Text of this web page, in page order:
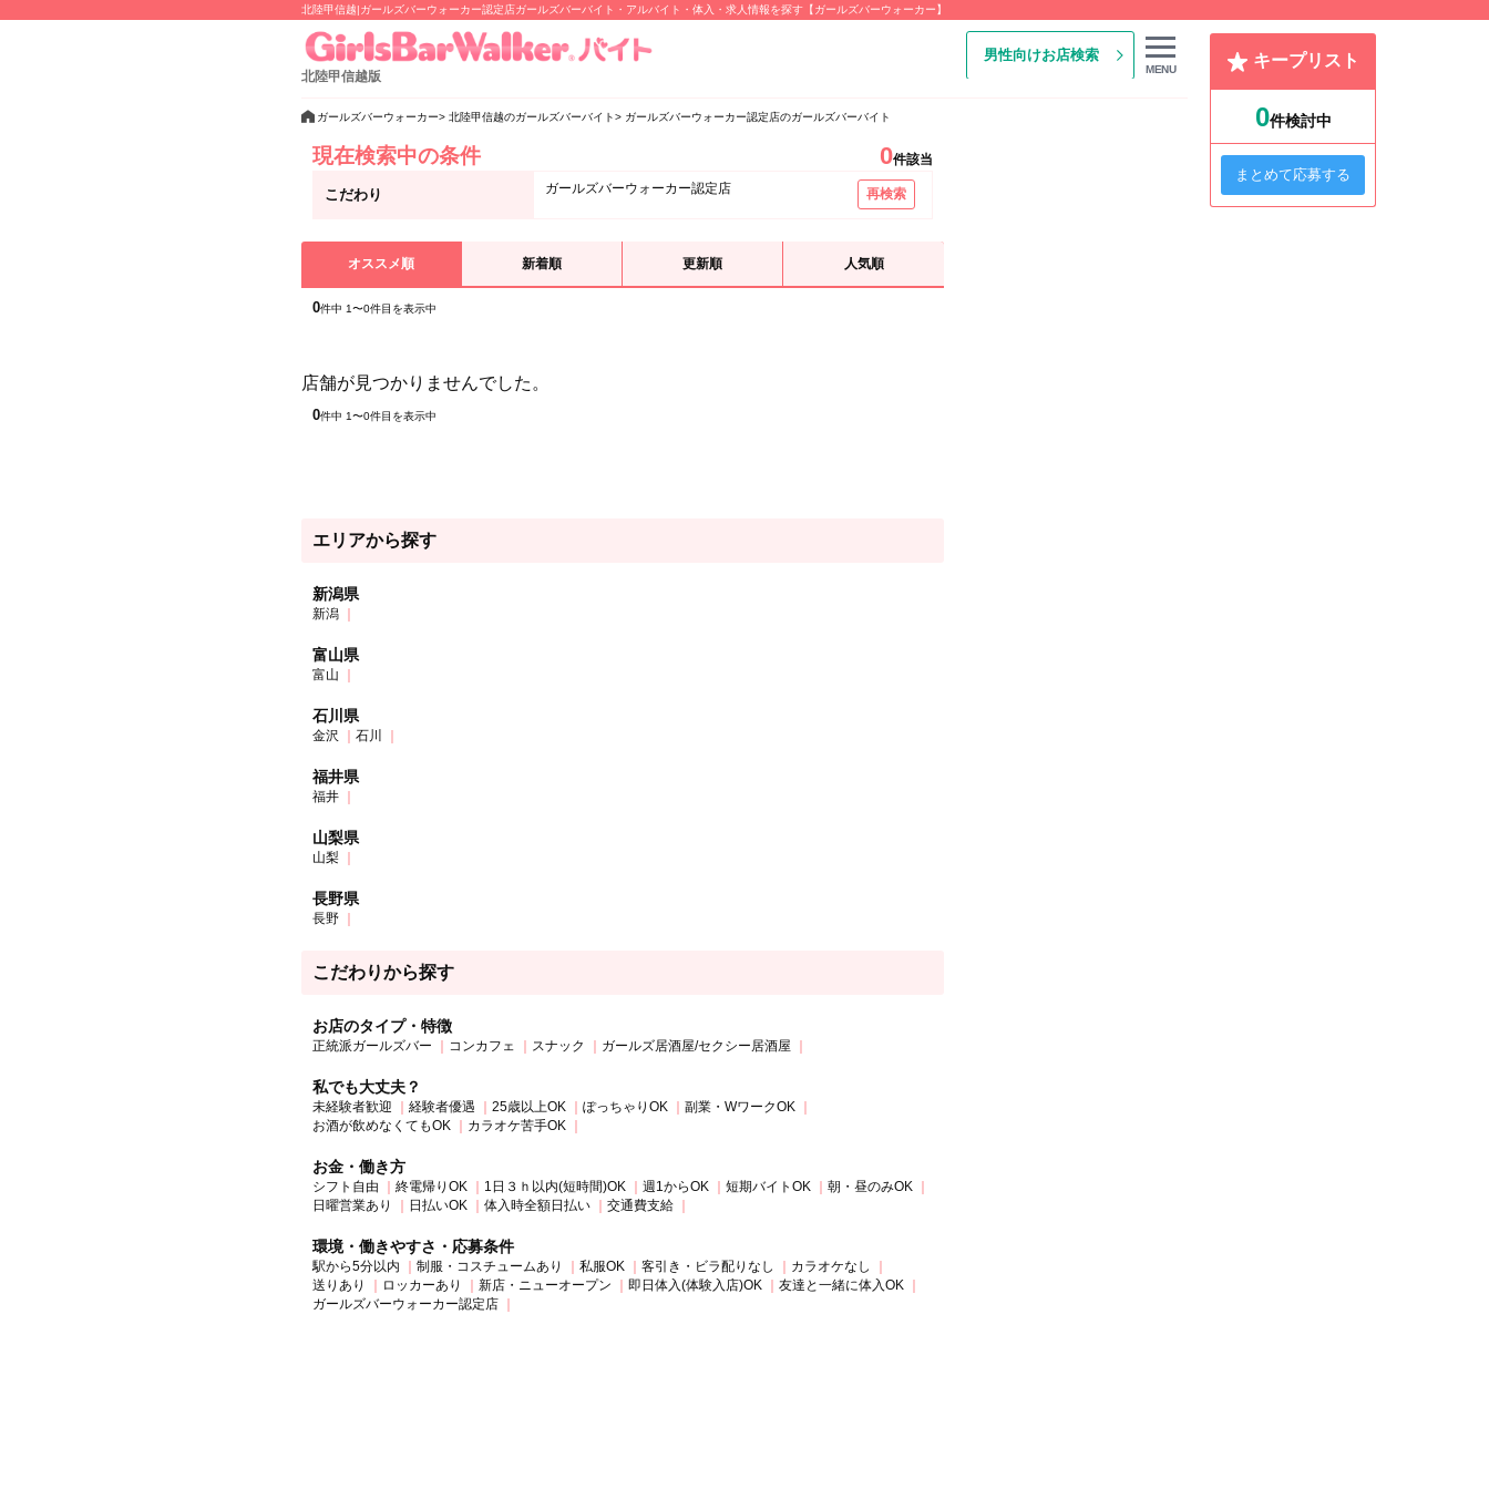
北陸甲信越|ガールズバーウォーカー認定店ガールズバーバイト・アルバイト・体入・求人情報を探す【ガールズバーウォーカー】
北陸甲信越版
男性向けお店検索
MENU
ガールズバーウォーカー 北陸甲信越のガールズバーバイト ガールズバーウォーカー認定店のガールズバーバイト
現在検索中の条件 0件該当
こだわり ガールズバーウォーカー認定店 再検索
オススメ順 新着順 更新順 人気順
0件中 1〜0件目を表示中
店舗が見つかりませんでした。
0件中 1〜0件目を表示中
エリアから探す
新潟県
新潟
富山県
富山
石川県
金沢 石川
福井県
福井
山梨県
山梨
長野県
長野
こだわりから探す
お店のタイプ・特徴
正統派ガールズバー コンカフェ スナック ガールズ居酒屋/セクシー居酒屋
私でも大丈夫？
未経験者歓迎 経験者優遇 25歳以上OK ぽっちゃりOK
副業・WワークOK
お酒が飲めなくてもOK
カラオケ苦手OK
お金・働き方
シフト自由 終電帰りOK 1日３ｈ以内(短時間)OK 週1からOK 短期バイトOK
朝・昼のみOK
日曜営業あり
日払いOK 体入時全額日払い 交通費支給
環境・働きやすさ・応募条件
駅から5分以内 制服・コスチュームあり 私服OK 客引き・ビラ配りなし
カラオケなし
送りあり
ロッカーあり 新店・ニューオープン 即日体入(体験入店)OK
友達と一緒に体入OK
ガールズバーウォーカー認定店
キープリスト
0件検討中
まとめて応募する